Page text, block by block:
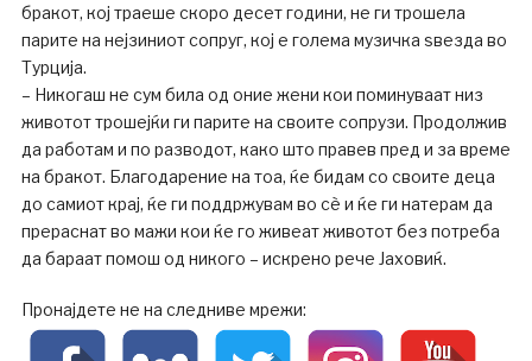
бракот, кој траеше скоро десет години, не ги трошела
парите на нејзиниот сопруг, кој е голема музичка sвезда во
Турција.
– Никогаш не сум била од оние жени кои поминуваат низ
животот трошејќи ги парите на своите сопрузи. Продолжив
да работам и по разводот, како што правев пред и за време
на бракот. Благодарение на тоа, ќе бидам со своите деца
до самиот крај, ќе ги поддржувам во сè и ќе ги натерам да
прераснат во мажи кои ќе го живеат животот без потреба
да бараат помош од никого – искрено рече Јаховиќ.
Пронајдете не на следниве мрежи: